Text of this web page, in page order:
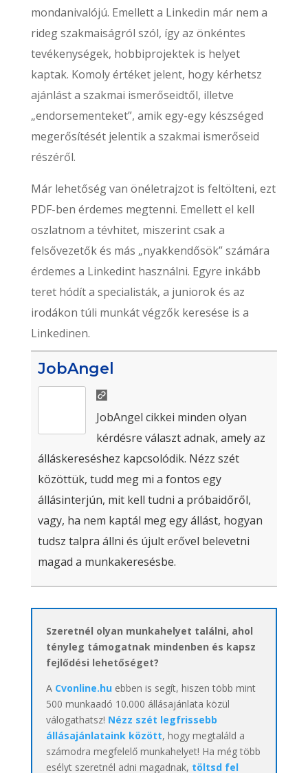
mondanivalójú. Emellett a Linkedin már nem a
rideg szakmaiságról szól, így az önkéntes
tevékenységek, hobbiprojektek is helyet
kaptak. Komoly értéket jelent, hogy kérhetsz
ajánlást a szakmai ismerőseidtől, illetve
„endorsementeket”, amik egy-egy készséged
megerősítését jelentik a szakmai ismerőseid
részéről.
Már lehetőség van önéletrajzot is feltölteni, ezt
PDF-ben érdemes megtenni. Emellett el kell
oszlatnom a tévhitet, miszerint csak a
felsővezetők és más „nyakkendősök” számára
érdemes a Linkedint használni. Egyre inkább
teret hódít a specialisták, a juniorok és az
irodákon túli munkát végzők keresése is a
Linkedinen.
JobAngel
JobAngel cikkei minden olyan
kérdésre választ adnak, amely az
álláskereséshez kapcsolódik. Nézz szét
közöttük, tudd meg mi a fontos egy
állásinterjún, mit kell tudni a próbaidőről,
vagy, ha nem kaptál meg egy állást, hogyan
tudsz talpra állni és újult erővel belevetni
magad a munkakeresésbe.
Szeretnél olyan munkahelyet találni, ahol
tényleg támogatnak mindenben és kapsz
fejlődési lehetőséget?
A Cvonline.huebben is segít, hiszen több mint
500 munkaadó 10.000 állásajánlata közül
válogathatsz! Nézz szét legfrissebb
állásajánlataink között, hogy megtaláld a
számodra megfelelő munkahelyet! Ha még több
esélyt szeretnél adni magadnak, töltsd fel